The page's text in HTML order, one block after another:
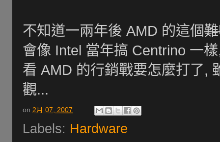
不知道一兩年後 AMD 的這個
會像 Intel 當年搞 Centrino 一
看 AMD 的行銷戰要怎麼打了,
觀...
on 2月 07, 2007
Labels: Hardware